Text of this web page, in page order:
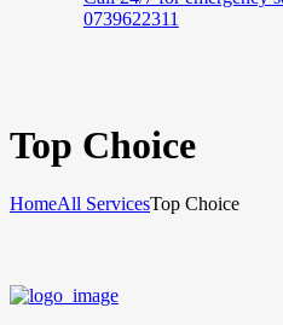
0739622311
Top Choice
HomeAll ServicesTop Choice